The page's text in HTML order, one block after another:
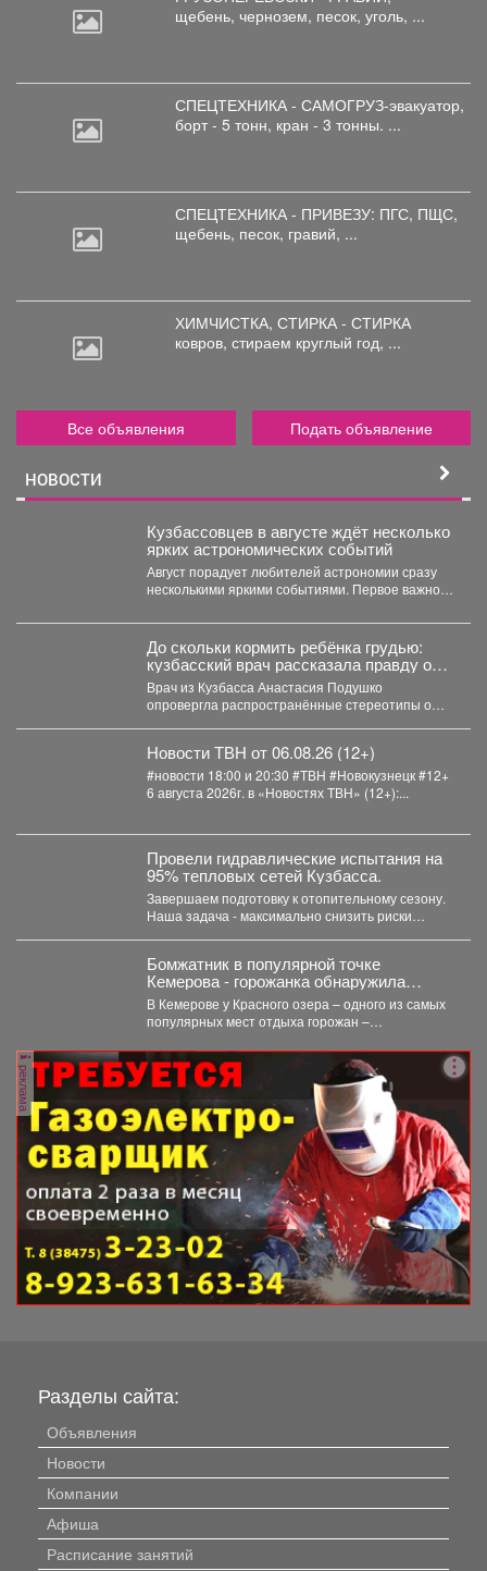
щебень, чернозем, песок, уголь, ...
СПЕЦТЕХНИКА - САМОГРУЗ-эвакуатор,
борт - 5 тонн, кран - 3 тонны. ...
СПЕЦТЕХНИКА - ПРИВЕЗУ: ПГС, ПЩС,
щебень, песок, гравий, ...
ХИМЧИСТКА, СТИРКА - СТИРКА
ковров, стираем круглый год, ...
Все объявления Подать объявление
НОВОСТИ
Кузбассовцев в августе ждёт несколько
ярких астрономических событий
Август порадует любителей астрономии сразу
несколькими яркими событиями. Первое важное
До скольки кормить ребёнка грудью:
кузбасский врач рассказала правду о
лактации
Врач из Кузбасса Анастасия Подушко
опровергла распространённые стереотипы о
Новости ТВН от 06.08.26 (12+)
#новости 18:00 и 20:30 #ТВН #Новокузнецк #12+
6 августа 2026г. в «Новостях ТВН» (12+):...
Провели гидравлические испытания на
95% тепловых сетей Кузбасса.
Завершаем подготовку к отопительному сезону.
Наша задача - максимально снизить риски
Бомжатник в популярной точке
Кемерова - горожанка обнаружила
жуткий объект на Красном озере
В Кемерове у Красного озера – одного из самых
популярных мест отдыха горожан –
реклама
Разделы сайта:
Объявления
Новости
Компании
Афиша
Расписание занятий